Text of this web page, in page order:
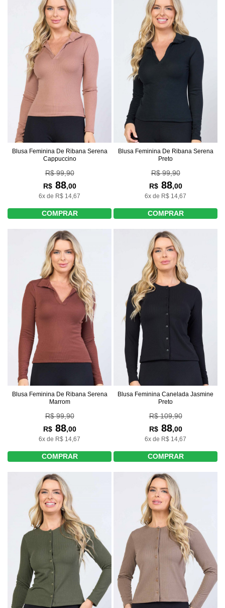
Blusa Feminina De Ribana Serena
Cappuccino
R$ 99,90
R$88,00
6x de R$ 14,67
COMPRAR
Blusa Feminina De Ribana Serena
Preto
R$ 99,90
R$88,00
6x de R$ 14,67
COMPRAR
Blusa Feminina De Ribana Serena
Marrom
R$ 99,90
R$88,00
6x de R$ 14,67
COMPRAR
Blusa Feminina Canelada Jasmine
Preto
R$ 109,90
R$88,00
6x de R$ 14,67
COMPRAR